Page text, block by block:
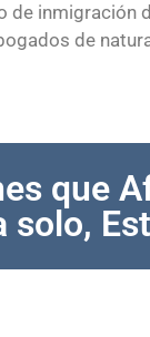
de inmigración
de
que
solo,